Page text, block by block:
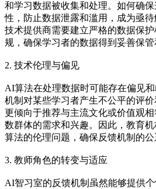
和学习数据被收集和处理。如何确
性，防止数据泄露和滥用，成为亟
技术提供商需要建立严格的数据保
规，确保学习者的数据得到妥善保管
2. 技术伦理与偏见
AI算法在处理数据时可能存在偏见
机制对某些学习者产生不公平的评
更倾向于推荐与主流文化或价值观
数群体的需求和兴趣。因此，教育
算法的伦理问题，确保反馈机制的公
3. 教师角色的转变与适应
AI智习室的反馈机制虽然能够提供